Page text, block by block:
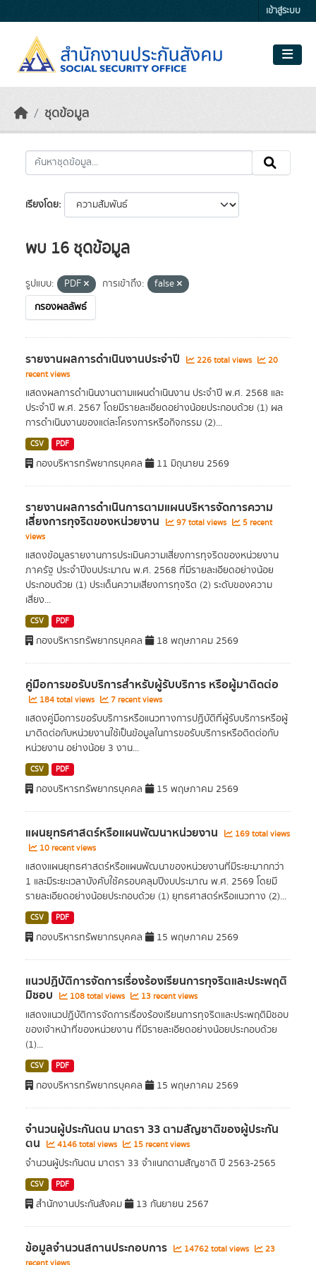
เข้าสู่ระบบ
ชุดข้อมูล
เรียงโดย
พบ 16 ชุดข้อมูล
รูปแบบ: PDF การเข้าถึง:
false
กรองผลลัพธ์
รายงานผลการดำเนินงานประจำปี 226 total views
20
recent views
แสดงผลการดำเนินงานตามแผนดำเนินงาน ประจำปี พ.ศ. 2568 และ
ประจำปี พ.ศ. 2567 โดยมีรายละเอียดอย่างน้อยประกอบด้วย (1) ผล
การดำเนินงานของแต่ละโครงการหรือกิจกรรม (2)...
CSV PDF
กองบริหารทรัพยากรบุคคล 11 มิถุนายน 2569
รายงานผลการดำเนินการตามแผนบริหารจัดการความ
เสี่ยงการทุจริตของหน่วยงาน 97 total views
5 recent
views
แสดงข้อมูลรายงานการประเมินความเสี่ยงการทุจริตของหน่วยงาน
ภาครัฐ ประจำปีงบประมาณ พ.ศ. 2568 ที่มีรายละเอียดอย่างน้อย
ประกอบด้วย (1) ประเด็นความเสี่ยงการทุจริต (2) ระดับของความ
เสี่ยง...
CSV PDF
กองบริหารทรัพยากรบุคคล 18 พฤษภาคม 2569
คู่มือการขอรับบริการสำหรับผู้รับบริการ หรือผู้มาติดต่อ
184 total views 7 recent views
แสดงคู่มือการขอรับบริการหรือแนวทางการปฏิบัติที่ผู้รับบริการหรือผู้
มาติดต่อกับหน่วยงานใช้เป็นข้อมูลในการขอรับบริการหรือติดต่อกับ
หน่วยงาน อย่างน้อย 3 งาน...
CSV PDF
กองบริหารทรัพยากรบุคคล 15 พฤษภาคม 2569
แผนยุทธศาสตร์หรือแผนพัฒนาหน่วยงาน
169 total views
10 recent views
แสดงแผนยุทธศาสตร์หรือแผนพัฒนาของหน่วยงานที่มีระยะมากกว่า
1 และมีระยะเวลาบังคับใช้ครอบคลุมปีงบประมาณ พ.ศ. 2569 โดยมี
รายละเอียดอย่างน้อยประกอบด้วย (1) ยุทธศาสตร์หรือแนวทาง (2)...
CSV PDF
กองบริหารทรัพยากรบุคคล 15 พฤษภาคม 2569
แนวปฏิบัติการจัดการเรื่องร้องเรียนการทุจริตและประพฤติ
มิชอบ 108 total views 13 recent views
แสดงแนวปฏิบัติการจัดการเรื่องร้องเรียนการทุจริตและประพฤติมิชอบ
ของเจ้าหน้าที่ของหน่วยงาน ที่มีรายละเอียดอย่างน้อยประกอบด้วย
(1)...
CSV PDF
กองบริหารทรัพยากรบุคคล 15 พฤษภาคม 2569
จำนวนผู้ประกันตน มาตรา 33 ตามสัญชาติของผู้ประกัน
ตน 4146 total views 15 recent views
จำนวนผู้ประกันตน มาตรา 33 จำแนกตามสัญชาติ ปี 2563-2565
CSV PDF
สำนักงานประกันสังคม 13 กันยายน 2567
ข้อมูลจำนวนสถานประกอบการ 14762 total views
23